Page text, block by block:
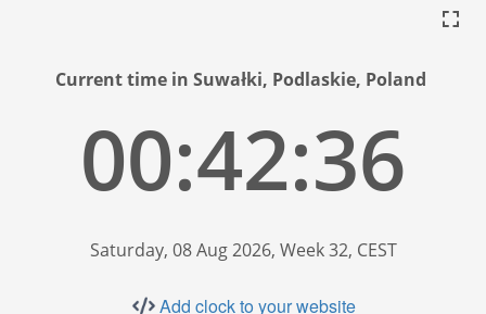
Current time in Suwałki, Podlaskie, Poland
00:42:37
Saturday, 08 Aug 2026, Week 32, CEST
Add clock to your website